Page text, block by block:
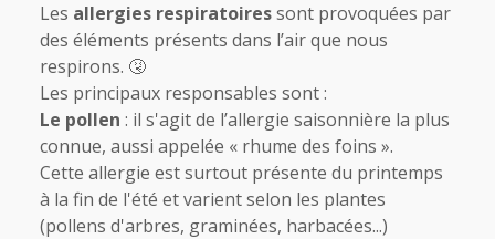
Les allergies respiratoiressont provoquées par
des éléments présents dans l’air que nous
respirons. 🤧
Les principaux responsables sont :
Le pollen : il s'agit de l’allergie saisonnière la plus
connue, aussi appelée « rhume des foins ».
Cette allergie est surtout présente du printemps
à la fin de l'été et varient selon les plantes
(pollens d'arbres, graminées, harbacées...)